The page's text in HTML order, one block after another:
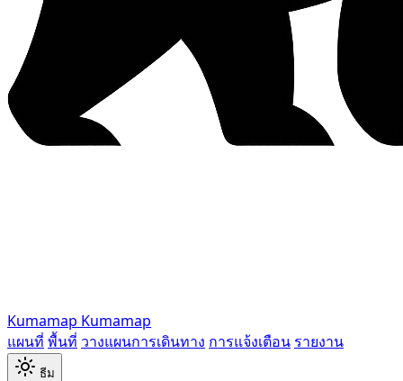
Kumamap Kumamap
แผนที่ พื้นที่ วางแผนการเดินทาง การแจ้งเตือน รายงาน
ธีม